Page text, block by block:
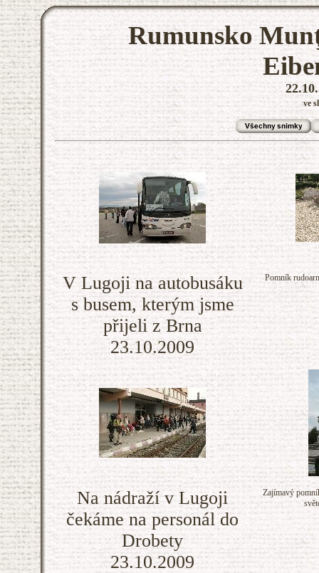
Rumunsko
ve
V Lugoji na autobusáku
s busem, kterým jsme
přijeli z Brna
23.10.2009
Pomník
Na nádraží v Lugoji
čekáme na personál do
Drobety
23.10.2009
Zajímavý